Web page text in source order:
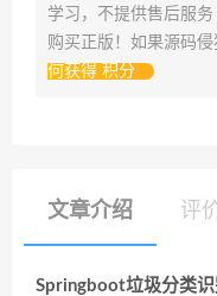
学习，不提供售后服
购买正版！如果源码侵
何获得 积分
文章介绍 评
Springboot垃圾分类